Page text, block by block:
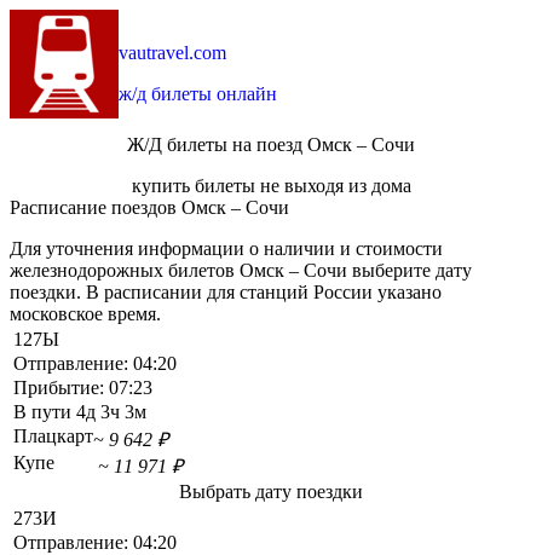
vautravel.com
ж/д билеты онлайн
Ж/Д билеты на поезд Омск – Сочи
купить билеты не выходя из дома
Расписание поездов Омск – Сочи
Для уточнения информации о наличии и стоимости
железнодорожных билетов Омск – Сочи выберите дату
поездки. В расписании для станций России указано
московское время.
127Ы
Отправление: 04:20
Прибытие: 07:23
В пути 4д 3ч 3м
Плацкарт~ 9 642 ₽
Купе
~ 11 971 ₽
Выбрать дату поездки
273И
Отправление: 04:20